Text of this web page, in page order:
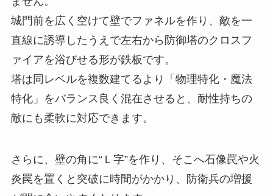
城門前を広く空けて壁でファネルを作り、敵を一
直線に誘導したうえで左右から防御塔のクロスフ
ァイアを浴びせる形が鉄板です。
塔は同レベルを複数建てるより「物理特化・魔法
特化」をバランス良く混在させると、耐性持ちの
敵にも柔軟に対応できます。
さらに、壁の角に“Ｌ字”を作り、そこへ石像罠や火
炎罠を置くと突破に時間がかかり、防衛兵の増援